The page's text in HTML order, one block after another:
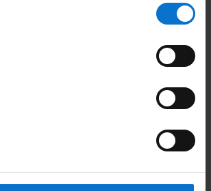
de galetes del lloc web de la
d’Hermínia a la cabana dels
MENÚ PEU 1
Privacidad y términos
Sobre UBtv